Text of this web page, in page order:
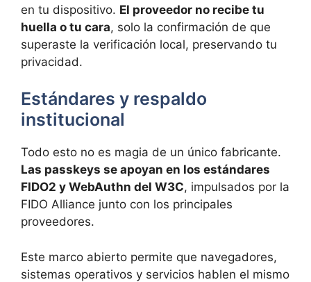
en tu dispositivo. El proveedor no recibe tu
huella o tu cara, solo la confirmación de que
superaste la verificación local, preservando tu
privacidad.
Estándares y respaldo
institucional
Todo esto no es magia de un único fabricante.
Las passkeys se apoyan en los estándares
FIDO2 y WebAuthn del W3C, impulsados por la
FIDO Alliance junto con los principales
proveedores.
Este marco abierto permite que navegadores,
sistemas operativos y servicios hablen el mismo